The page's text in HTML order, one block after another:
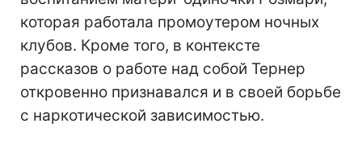
которая работала промоутером ночных
клубов. Кроме того, в контексте
рассказов о работе над собой Тернер
откровенно признавался и в своей борьбе
с наркотической зависимостью.